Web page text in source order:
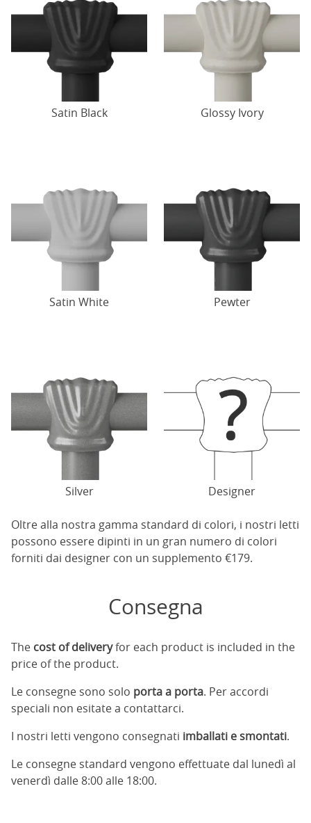
Satin Black Glossy Ivory
Satin White Pewter
Silver Designer
Oltre alla nostra gamma standard di colori, i nostri letti
possono essere dipinti in un gran numero di colori
forniti dai designer con un supplemento €179.
Consegna
The cost of deliveryfor each product is included in the
price of the product.
Le consegne sono solo porta a porta. Per accordi
speciali non esitate a contattarci.
I nostri letti vengono consegnati imballati e smontati.
Le consegne standard vengono effettuate dal lunedì al
venerdì dalle 8:00 alle 18:00.